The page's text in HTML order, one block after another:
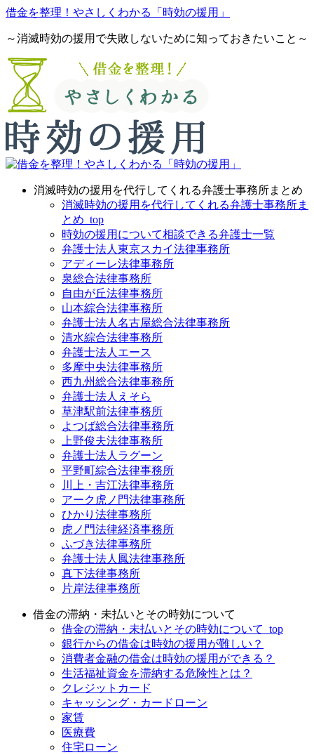
借金を整理！やさしくわかる「時効の援用」
～消滅時効の援用で失敗しないために知っておきたいこと～
消滅時効の援用を代行してくれる弁護士事務所まとめ
消滅時効の援用を代行してくれる弁護士事務所ま
とめ_top
時効の援用について相談できる弁護士一覧
弁護士法人東京スカイ法律事務所
アディーレ法律事務所
泉総合法律事務所
自由が丘法律事務所
山本綜合法律事務所
弁護士法人名古屋総合法律事務所
清水綜合法律事務所
弁護士法人エース
多摩中央法律事務所
西九州総合法律事務所
弁護士法人えそら
草津駅前法律事務所
よつば総合法律事務所
上野俊夫法律事務所
弁護士法人ラグーン
平野町綜合法律事務所
川上・吉江法律事務所
アーク虎ノ門法律事務所
ひかり法律事務所
虎ノ門法律経済事務所
ふづき法律事務所
弁護士法人鳳法律事務所
真下法律事務所
片岸法律事務所
借金の滞納・未払いとその時効について
借金の滞納・未払いとその時効について_top
銀行からの借金は時効の援用が難しい？
消費者金融の借金は時効の援用ができる？
生活福祉資金を滞納する危険性とは？
クレジットカード
キャッシング・カードローン
家賃
医療費
住宅ローン